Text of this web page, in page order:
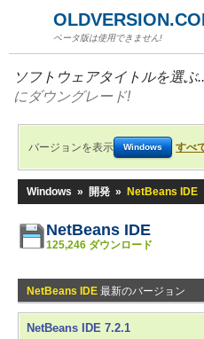
ベータ版は使用できません!
ソフトウェアタイトルを選ぶ
にダウングレード!
バージョンを表示 Windows すべ
Windows » 開発 » NetBeans IDE
NetBeans IDE
125,246 ダウンロード
NetBeans IDE 最新のバージョン
NetBeans IDE 7.2.1